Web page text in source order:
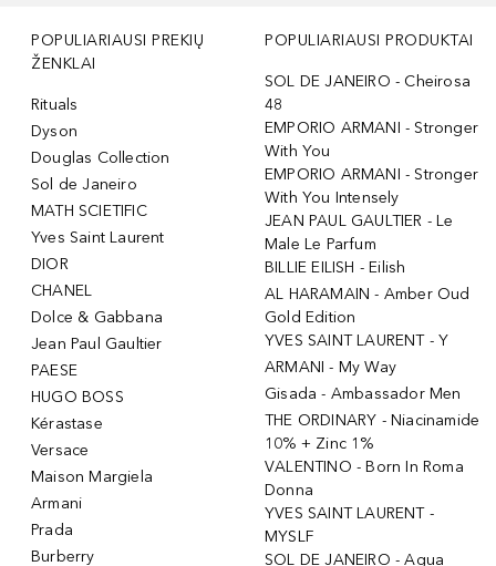
POPULIARIAUSI PREKIŲ
ŽENKLAI
Rituals
Dyson
Douglas Collection
Sol de Janeiro
MATH SCIETIFIC
Yves Saint Laurent
DIOR
CHANEL
Dolce & Gabbana
Jean Paul Gaultier
PAESE
HUGO BOSS
Kérastase
Versace
Maison Margiela
Armani
Prada
Burberry
POPULIARIAUSI PRODUKTAI
SOL DE JANEIRO - Cheirosa
48
EMPORIO ARMANI - Stronger
With You
EMPORIO ARMANI - Stronger
With You Intensely
JEAN PAUL GAULTIER - Le
Male Le Parfum
BILLIE EILISH - Eilish
AL HARAMAIN - Amber Oud
Gold Edition
YVES SAINT LAURENT - Y
ARMANI - My Way
Gisada - Ambassador Men
THE ORDINARY - Niacinamide
10% + Zinc 1%
VALENTINO - Born In Roma
Donna
YVES SAINT LAURENT -
MYSLF
SOL DE JANEIRO - Agua